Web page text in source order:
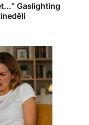
Gaslighting